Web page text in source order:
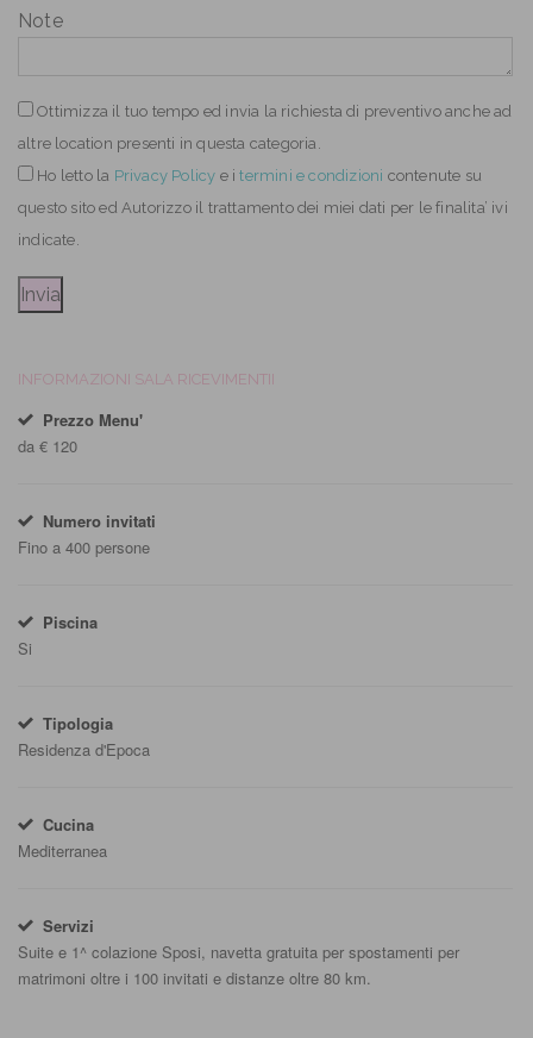
Note
Ottimizza il tuo tempo ed invia la richiesta di preventivo anche ad
altre location presenti in questa categoria.
Ho letto la Privacy Policy e itermini e condizioni contenute su
questo sito ed Autorizzo il trattamento dei miei dati per le finalita’ ivi
indicate.
INFORMAZIONI SALA RICEVIMENTII
Prezzo Menu'
da € 120
Numero invitati
Fino a 400 persone
Piscina
Si
Tipologia
Residenza d'Epoca
Cucina
Mediterranea
Servizi
Suite e 1^ colazione Sposi, navetta gratuita per spostamenti per
matrimoni oltre i 100 invitati e distanze oltre 80 km.